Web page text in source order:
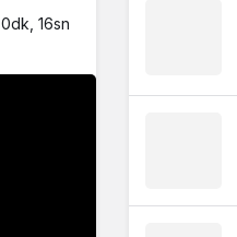
0dk, 16sn